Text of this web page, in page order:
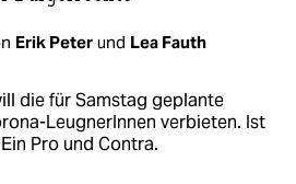
Erik Peter und Lea Fauth
die für Samstag geplante
LeugnerInnen verbieten. Ist
Pro und Contra.